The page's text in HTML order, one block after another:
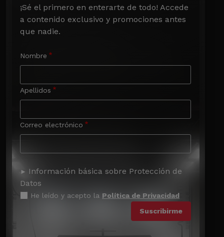
¡Sé el primero en enterarte de todo! Accede
a contenido exclusivo y promociones antes
que nadie.
Nombre
Apellidos
Correo electrónico
Información básica sobre Protección de
Datos
He leído y acepto la Política de Privacidad